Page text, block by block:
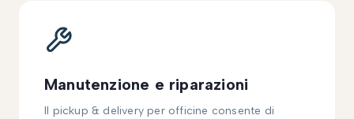
Manutenzione e riparazioni
Il pickup & delivery per officine consente di